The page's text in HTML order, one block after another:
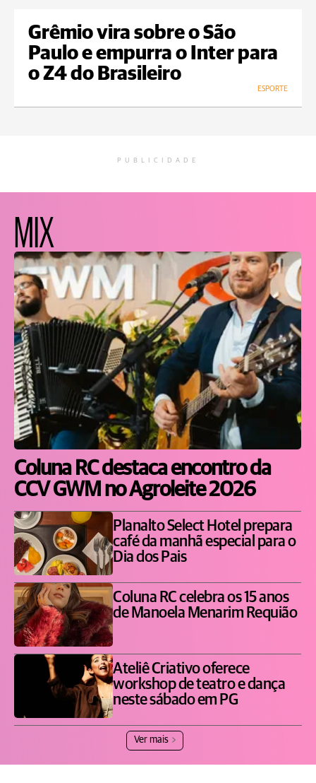
Grêmio vira sobre o São
Paulo e empurra o Inter para
o Z4 do Brasileiro
ESPORTE
PUBLICIDADE
MIX
Coluna RC destaca encontro da
CCV GWM no Agroleite 2026
Planalto Select Hotel prepara
café da manhã especial para o
Dia dos Pais
Coluna RC celebra os 15 anos
de Manoela Menarim Requião
Ateliê Criativo oferece
workshop de teatro e dança
neste sábado em PG
Ver mais